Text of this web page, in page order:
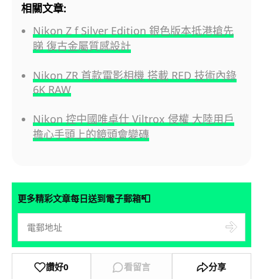
相關文章:
Nikon Z f Silver Edition 銀色版本抵港搶先
睇 復古金屬質感設計
Nikon ZR 首款電影相機 搭載 RED 技術內錄
6K RAW
Nikon 控中國唯卓仕 Viltrox 侵權 大陸用戶
擔心手頭上的鏡頭會變磚
更多精彩文章每日送到電子郵箱📮
讚好0 看留言 分享